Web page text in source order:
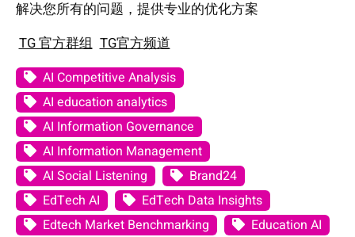
解决您所有的问题，提供专业的优化方案
TG 官方群组 TG官方频道
AI Competitive Analysis
AI education analytics
AI Information Governance
AI Information Management
AI Social Listening
Brand24
EdTech AI
EdTech Data Insights
Edtech Market Benchmarking
Education AI